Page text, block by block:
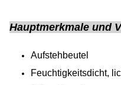
Hauptmerkmale und
Aufstehbeutel
Feuchtigkeitsdicht,